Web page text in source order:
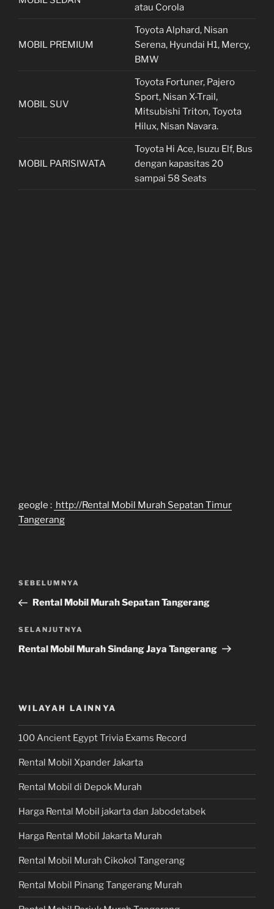
atau Corola
MOBIL PREMIUM
Toyota Alphard, Nisan
Serena, Hyundai H1, Mercy,
BMW
MOBIL SUV
Toyota Fortuner, Pajero
Sport, Nisan X-Trail,
Mitsubishi Triton, Toyota
Hilux, Nisan Navara.
MOBIL PARISIWATA
Toyota Hi Ace, Isuzu Elf, Bus
dengan kapasitas 20
sampai 58 Seats
geogle : http://Rental Mobil Murah Sepatan Timur
Tangerang
Navigasi
Pos
Sebelumnya
SEBELUMNYA
Rental Mobil Murah Sepatan Tangerang
Pos
Selanjutnya
SELANJUTNYA
Rental Mobil Murah Sindang Jaya Tangerang
WILAYAH LAINNYA
100 Ancient Egypt Trivia Exams Record
Rental Mobil Xpander Jakarta
Rental Mobil di Depok Murah
Harga Rental Mobil jakarta dan Jabodetabek
Harga Rental Mobil Jakarta Murah
Rental Mobil Murah Cikokol Tangerang
Rental Mobil Pinang Tangerang Murah